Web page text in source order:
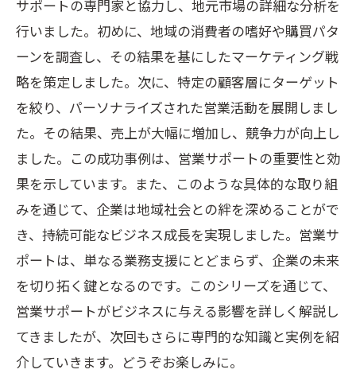
サポートの専門家と協力し、地元市場の詳細な分析を
行いました。初めに、地域の消費者の嗜好や購買パタ
ーンを調査し、その結果を基にしたマーケティング戦
略を策定しました。次に、特定の顧客層にターゲット
を絞り、パーソナライズされた営業活動を展開しまし
た。その結果、売上が大幅に増加し、競争力が向上し
ました。この成功事例は、営業サポートの重要性と効
果を示しています。また、このような具体的な取り組
みを通じて、企業は地域社会との絆を深めることがで
き、持続可能なビジネス成長を実現しました。営業サ
ポートは、単なる業務支援にとどまらず、企業の未来
を切り拓く鍵となるのです。このシリーズを通じて、
営業サポートがビジネスに与える影響を詳しく解説し
てきましたが、次回もさらに専門的な知識と実例を紹
介していきます。どうぞお楽しみに。